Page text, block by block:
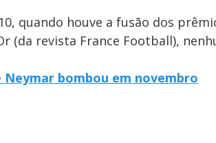
quando houve a fusão dos
(da revista France Football),
Neymar bombou em novembro